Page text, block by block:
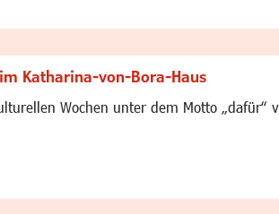
Katharina-von-Bora-Haus
Wochen unter dem Motto „dafür“